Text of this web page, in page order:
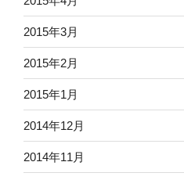
2015年3月
2015年2月
2015年1月
2014年12月
2014年11月